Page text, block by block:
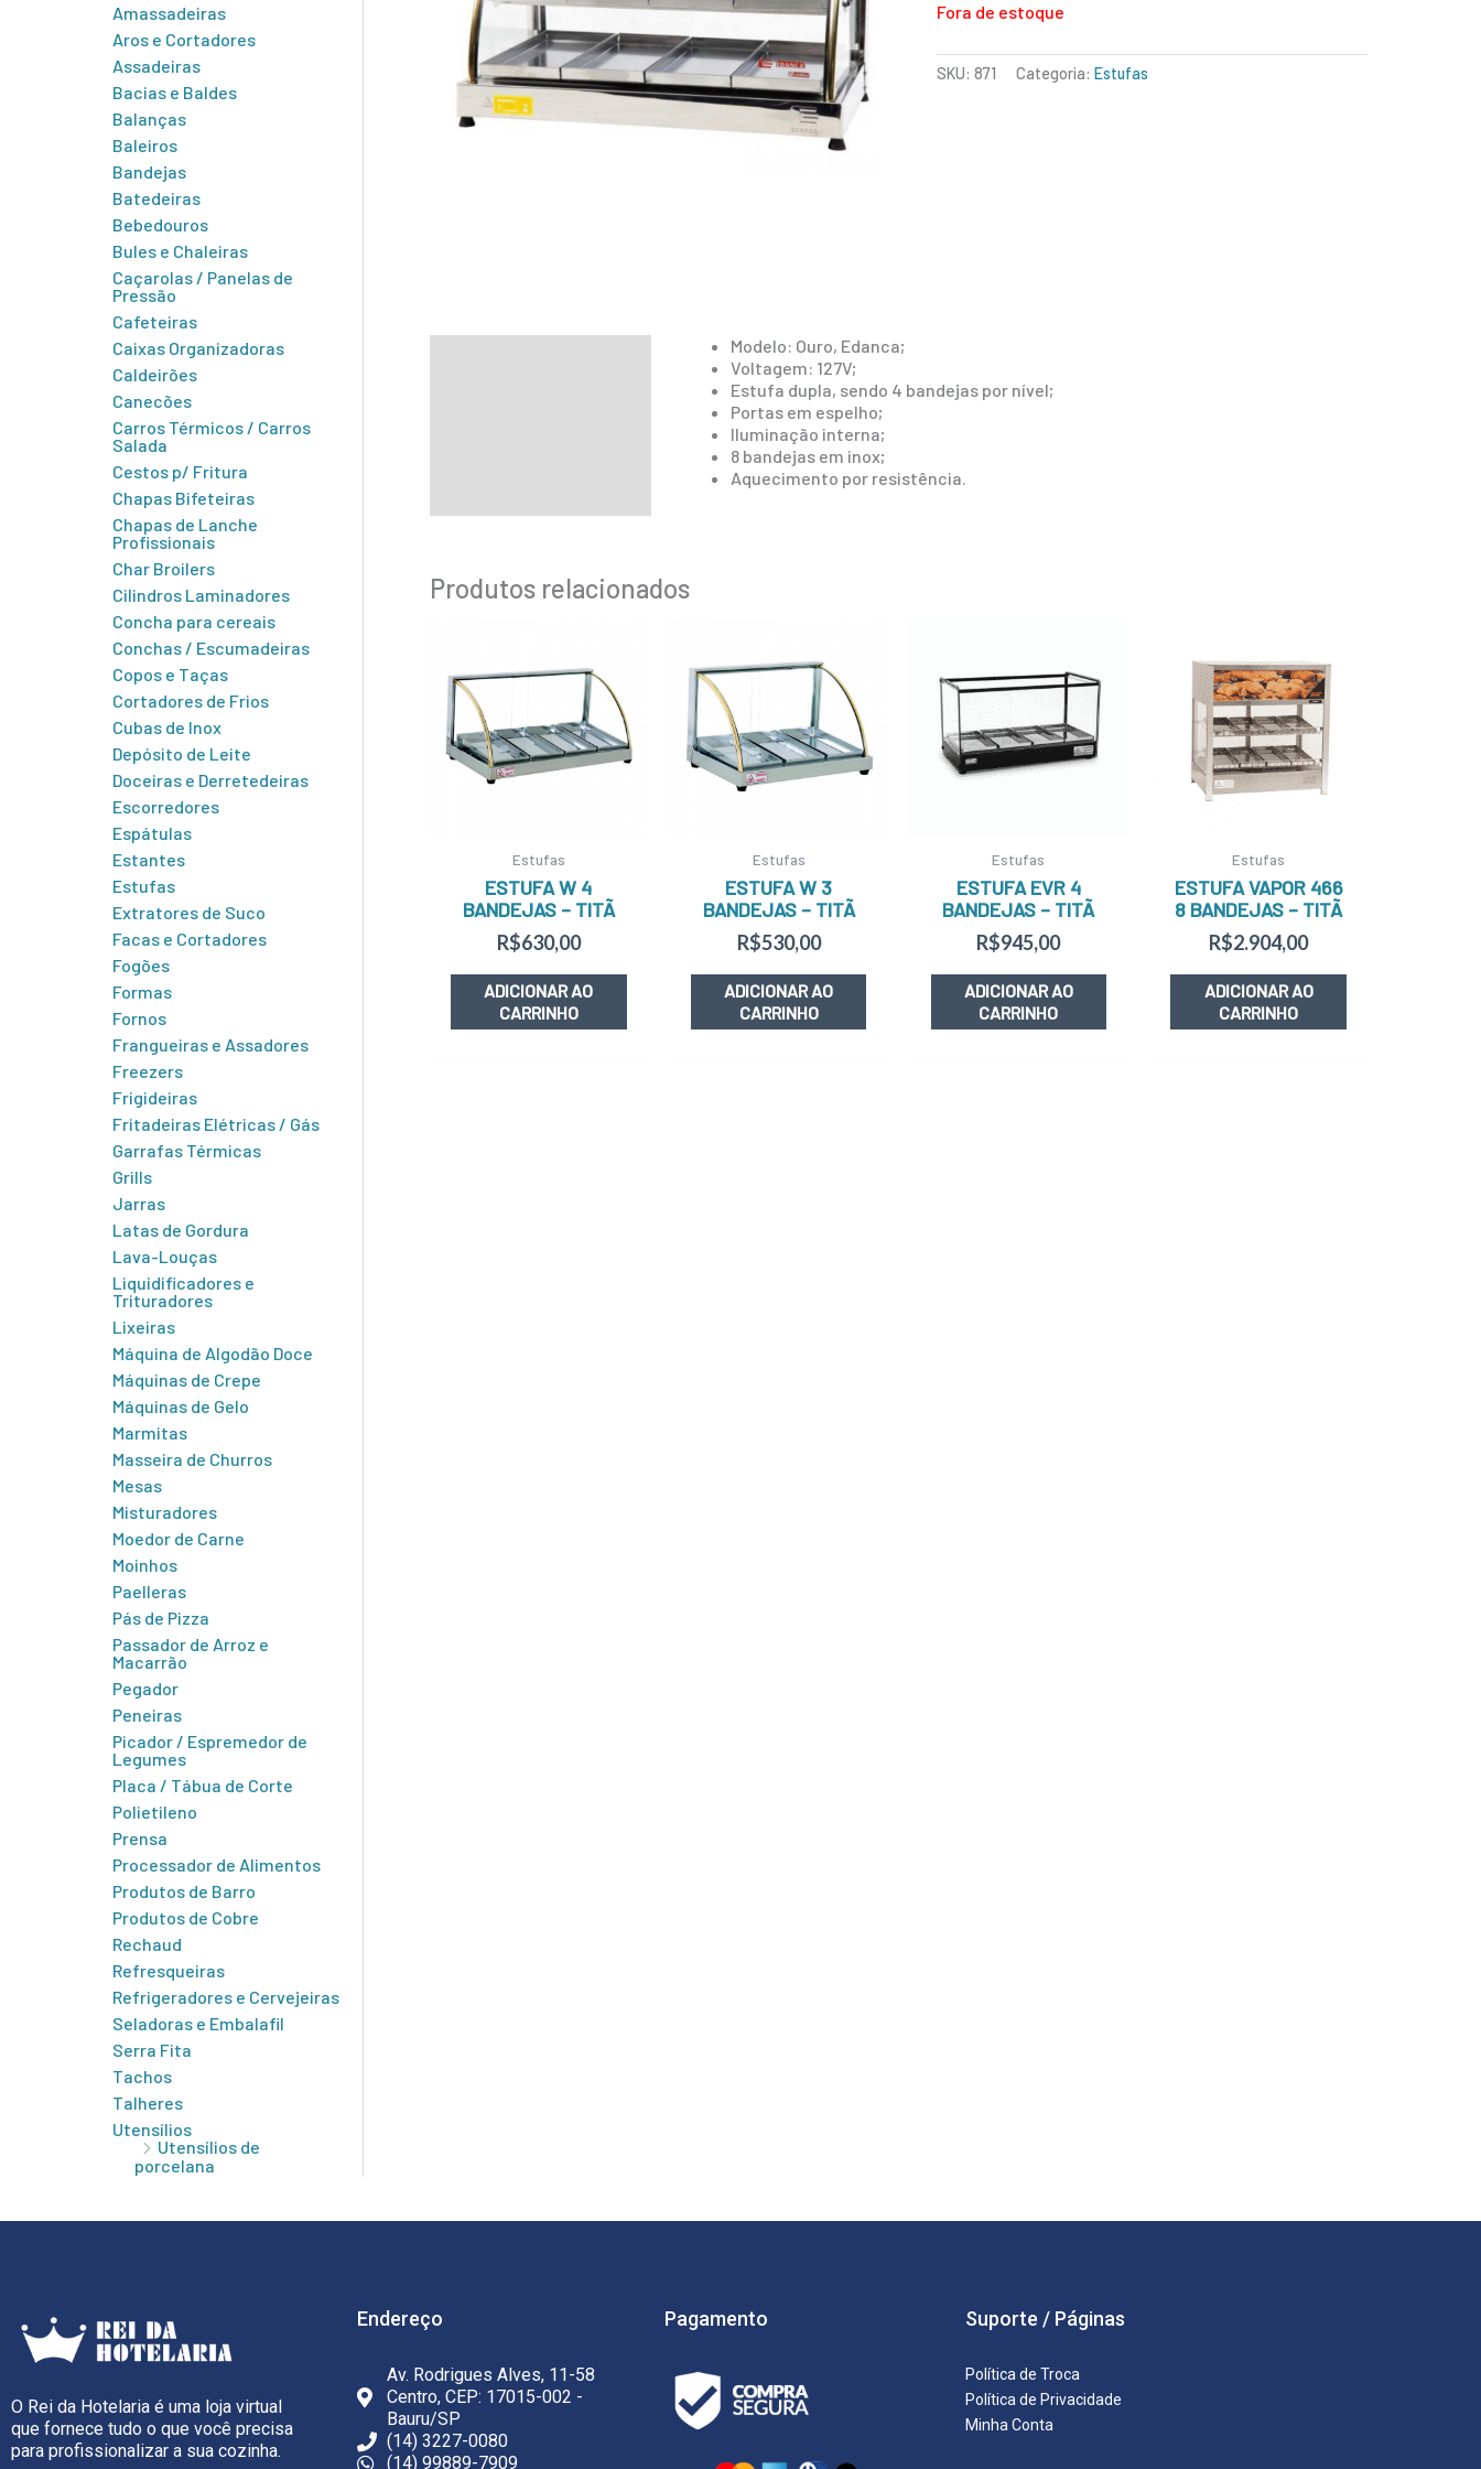
Amassadeiras
Aros e Cortadores
Assadeiras
Bacias e Baldes
Balanças
Baleiros
Bandejas
Batedeiras
Bebedouros
Bules e Chaleiras
Caçarolas / Panelas de
Pressão
Cafeteiras
Caixas Organizadoras
Caldeirões
Canecões
Carros Térmicos / Carros
Salada
Cestos p/ Fritura
Chapas Bifeteiras
Chapas de Lanche
Profissionais
Char Broilers
Cilindros Laminadores
Concha para cereais
Conchas / Escumadeiras
Copos e Taças
Cortadores de Frios
Cubas de Inox
Depósito de Leite
Doceiras e Derretedeiras
Escorredores
Espátulas
Estantes
Estufas
Extratores de Suco
Facas e Cortadores
Fogões
Formas
Fornos
Frangueiras e Assadores
Freezers
Frigideiras
Fritadeiras Elétricas / Gás
Garrafas Térmicas
Grills
Jarras
Latas de Gordura
Lava-Louças
Liquidificadores e
Trituradores
Lixeiras
Máquina de Algodão Doce
Máquinas de Crepe
Máquinas de Gelo
Marmitas
Masseira de Churros
Mesas
Misturadores
Moedor de Carne
Moinhos
Paelleras
Pás de Pizza
Passador de Arroz e
Macarrão
Pegador
Peneiras
Picador / Espremedor de
Legumes
Placa / Tábua de Corte
Polietileno
Prensa
Processador de Alimentos
Produtos de Barro
Produtos de Cobre
Rechaud
Refresqueiras
Refrigeradores e Cervejeiras
Seladoras e Embalafil
Serra Fita
Tachos
Talheres
Utensílios
Utensílios de
porcelana
Fora de estoque
SKU: 871 Categoria: Estufas
Modelo: Ouro, Edanca;
Voltagem: 127V;
Estufa dupla, sendo 4 bandejas por nível;
Portas em espelho;
Iluminação interna;
8 bandejas em inox;
Aquecimento por resistência.
Produtos relacionados
Estufas
ESTUFA W 4
BANDEJAS – TITÃ
R$630,00
ADICIONAR AO
CARRINHO
Estufas
ESTUFA W 3
BANDEJAS – TITÃ
R$530,00
ADICIONAR AO
CARRINHO
Estufas
ESTUFA EVR 4
BANDEJAS – TITÃ
R$945,00
ADICIONAR AO
CARRINHO
Estufas
ESTUFA VAPOR 466
8 BANDEJAS – TITÃ
R$2.904,00
ADICIONAR AO
CARRINHO
O Rei da Hotelaria é uma loja virtual
que fornece tudo o que você precisa
para profissionalizar a sua cozinha.
Endereço
Av. Rodrigues Alves, 11-58
Centro, CEP: 17015-002 -
Bauru/SP
(14) 3227-0080
(14) 99889-7909
Pagamento Suporte / Páginas
Política de Troca
Política de Privacidade
Minha Conta